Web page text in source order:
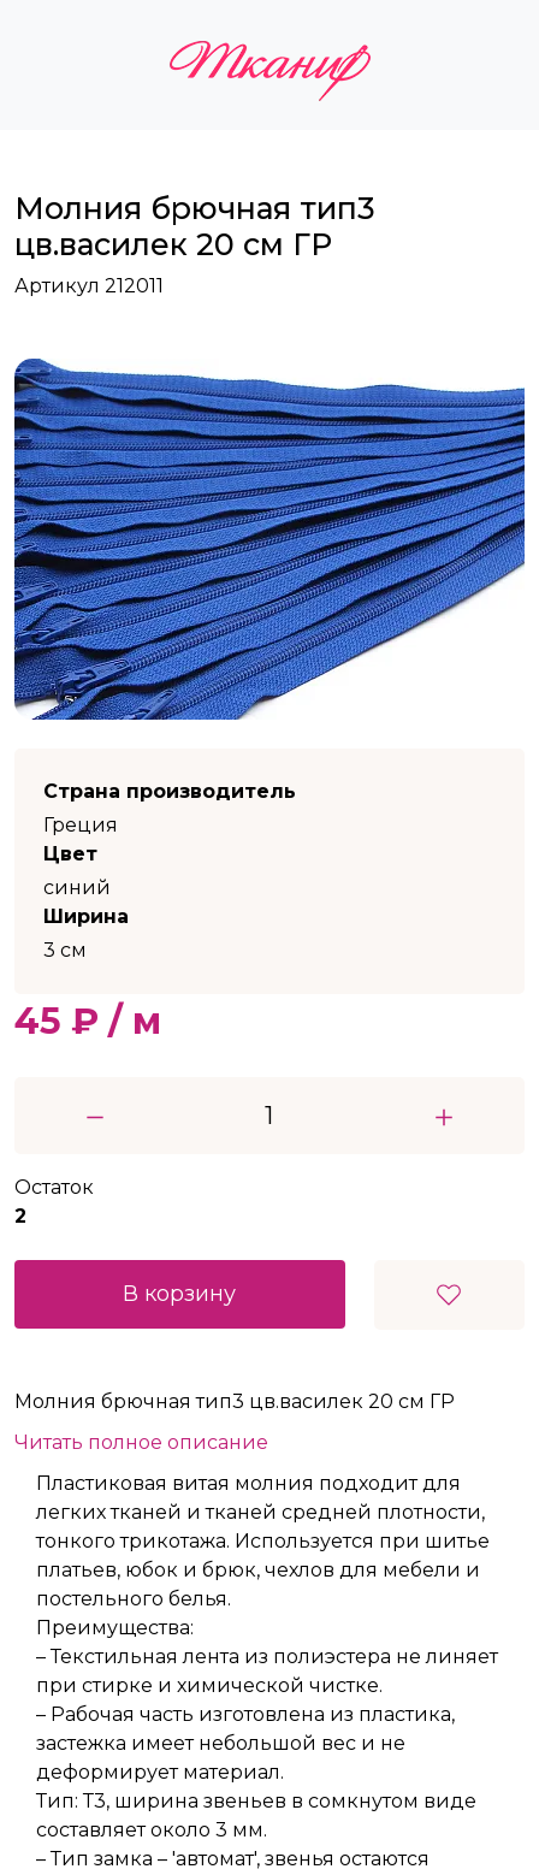
Молния брючная тип3
цв.василек 20 см ГР
Артикул 212011
Страна производитель
Греция
Цвет
синий
Ширина
3 см
45 ₽ / м
Остаток
2
В корзину
Молния брючная тип3 цв.василек 20 см ГР
Читать полное описание
Пластиковая витая молния подходит для
легких тканей и тканей средней плотности,
тонкого трикотажа. Используется при шитье
платьев, юбок и брюк, чехлов для мебели и
постельного белья.
Преимущества:
– Текстильная лента из полиэстера не линяет
при стирке и химической чистке.
– Рабочая часть изготовлена из пластика,
застежка имеет небольшой вес и не
деформирует материал.
Тип: Т3, ширина звеньев в сомкнутом виде
составляет около 3 мм.
– Тип замка – 'автомат', звенья остаются